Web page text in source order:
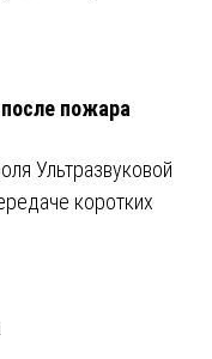
пожара
Ультразвуковой
коротких